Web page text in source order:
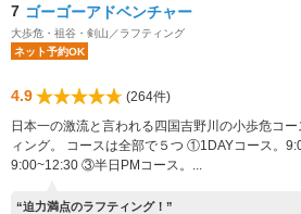
7 ゴーゴーアドベンチャー
大歩危・祖谷・剣山／ラフティング
ネット予約OK
4.9
(264件)
日本一の激流と言われる四国吉野川の小歩危コ
ィング。 コースは全部で５つ ①1DAYコース。
9:00~12:30 ③半日PMコース。...
“迫力満点のラフティング！”